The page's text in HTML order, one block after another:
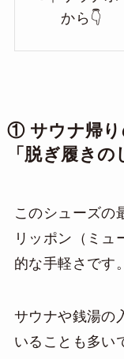
から👇
① サウナ帰り
「脱ぎ履きの
このシューズの
リッポン（ミュ
的な手軽さです。
サウナや銭湯の
いることも多い